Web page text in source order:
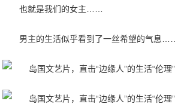
也就是我们的女主……
男主的生活似乎看到了一丝希望的气息……